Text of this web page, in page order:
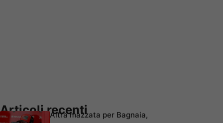
Articoli recentiAltra mazzata per Bagnaia,